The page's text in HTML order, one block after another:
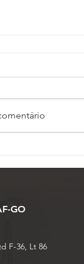
Enojap são
GO
F-36, Lt 86